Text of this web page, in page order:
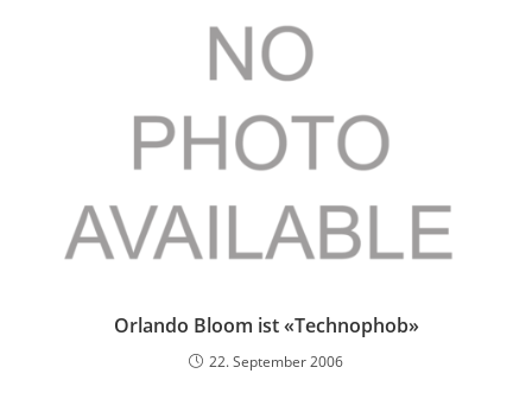
Orlando Bloom ist «Technophob»
22. September 2006